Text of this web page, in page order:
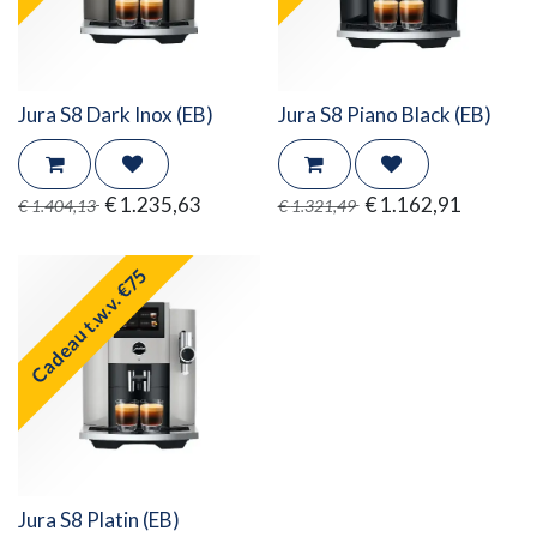
Jura S8 Dark Inox (EB)
€1.404,13 €1.235,63
Jura S8 Piano Black (EB)
€1.321,49 €1.162,91
Cadeau t.w.v. €75
Jura S8 Platin (EB)